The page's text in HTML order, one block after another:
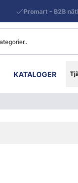
KATALOGER
Promart - B2B